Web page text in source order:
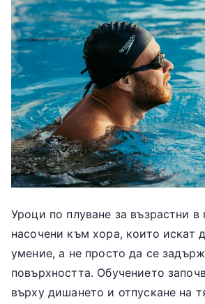
Уроци по плуване за възрастни
насочени към хора, които искат
умение, а не просто да се
повърхността. Обучението
върху дишането и отпускане на